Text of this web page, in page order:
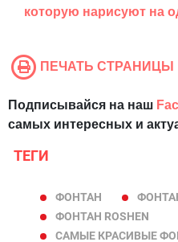
которую нарисуют на
ПЕЧАТЬ СТРАНИЦЫ
Подписывайся на наш
самых интересных и
ТЕГИ
ФОНТАН
ФОНТАН ROSHEN
САМЫЕ КРАСИВЫЕ